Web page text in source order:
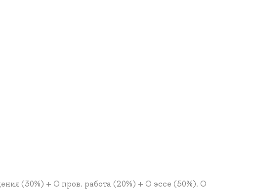
(30%) + О пров. работа (20%) + О эссе (50%). О